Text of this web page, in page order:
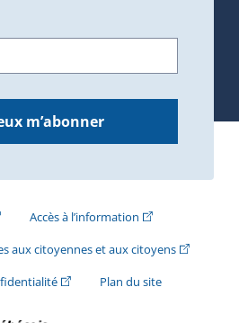
m’abonner
hyperlien externe s'ouvrira dans une
Accès à l’information(Cet hyperlien
aux citoyennes et aux citoyens(Cet
(Cet hyperlien externe s'ouvrira
Plan du site